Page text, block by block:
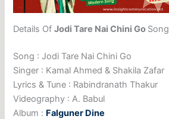
Details OfJodi Tare Nai Chini Go Song
Song : Jodi Tare Nai Chini Go
Singer : Kamal Ahmed & Shakila Zafar
Lyrics & Tune : Rabindranath Thakur
Videography : A. Babul
Album : Falguner Dine